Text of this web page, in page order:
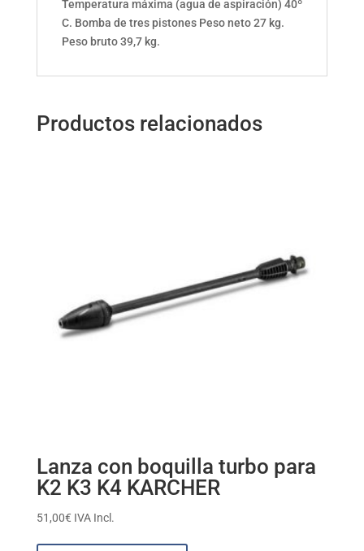
Temperatura máxima (agua de aspiración) 40º
C. Bomba de tres pistones Peso neto 27 kg.
Peso bruto 39,7 kg.
Productos relacionados
Lanza con boquilla turbo para
K2 K3 K4 KARCHER
51,00€ IVA Incl.